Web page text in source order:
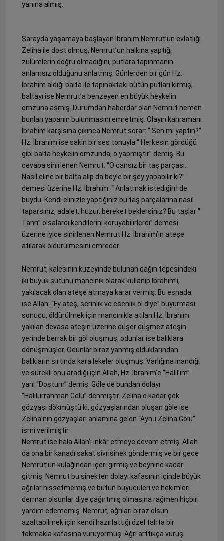
yanına almış.
Sarayda yaşamaya başlayan İbrahim Nemrut’un evlatlığı
Zeliha ile dost olmuş, Nemrut’un halkına yaptığı
zulümlerin doğru olmadığını, putlara tapınmanın
anlamsız olduğunu anlatmış. Günlerden bir gün Hz.
İbrahim aldığı balta ile tapınaktaki bütün putları kırmış,
baltayı ise Nemrut’a benzeyen en büyük heykelin
omzuna asmış. Durumdan haberdar olan Nemrut hemen
bunları yapanın bulunmasını emretmiş. Olayın kahramanı
İbrahim karşısına çıkınca Nemrut sorar: “ Sen mi yaptın?”
Hz. İbrahim ise sakin bir ses tonuyla “ Herkesin gördüğü
gibi balta heykelin omzunda, o yapmıştır” demiş. Bu
cevaba sinirlenen Nemrut: “O cansız bir taş parçası.
Nasıl eline bir balta alıp da böyle bir şey yapabilir ki?”
demesi üzerine Hz. İbrahim: “ Anlatmak istediğim de
buydu. Kendi elinizle yaptığınız bu taş parçalarına nasıl
taparsınız, adalet, huzur, bereket beklersiniz? Bu taşlar “
Tanrı” olsalardı kendilerini koruyabilirlerdi” demesi
üzerine iyice sinirlenen Nemrut Hz. İbrahim’in ateşe
atılarak öldürülmesini emreder.
Nemrut, kalesinin kuzeyinde bulunan dağın tepesindeki
iki büyük sütunu mancınık olarak kullanıp İbrahim’i,
yakılacak olan ateşe atmaya karar vermiş. Bu esnada
ise Allah: “Ey ateş, serinlik ve esenlik ol diye” buyurması
sonucu, öldürülmek için mancınıkla atılan Hz. İbrahim
yakılan devasa ateşin üzerine düşer düşmez ateşin
yerinde berrak bir göl oluşmuş, odunlar ise balıklara
dönüşmüşler. Odunlar biraz yanmış olduklarından
balıkların sırtında kara lekeler oluşmuş. Varlığına inandığı
ve sürekli onu aradığı için Allah, Hz. İbrahim’e “Halil’im”
yani “Dostum” demiş. Göle de bundan dolayı
“Halilurrahman Gölü” denmiştir. Zeliha o kadar çok
gözyaşı dökmüştü ki, gözyaşlarından oluşan göle ise
Zeliha’nın gözyaşları anlamına gelen “Ayn-ı Zeliha Gölü”
ismi verilmiştir.
Nemrut ise hala Allah’ı inkâr etmeye devam etmiş. Allah
da ona bir kanadı sakat sivrisinek göndermiş ve bir gece
Nemrut’un kulağından içeri girmiş ve beynine kadar
gitmiş. Nemrut bu sinekten dolayı kafasının içinde büyük
ağrılar hissetmemiş ve bütün büyücüleri ve hekimleri
derman olsunlar diye çağırtmış olmasına rağmen hiçbiri
yardım edememiş. Nemrut, ağrıları biraz olsun
azaltabilmek için kendi hazırlattığı özel tahta bir
tokmakla kafasına vuruyormuş. Ağrı arttıkça vuruş